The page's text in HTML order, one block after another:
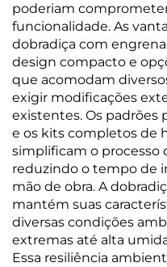
poderiam
funcionalidade. As
dobradiça com
design compacto e
que acomodam
exigir modificações
existentes. Os padrões
e os kits completos de
simplificam o processo
reduzindo o tempo de
mão de obra. A
mantém suas
diversas condições
extremas até alta
Essa resiliência